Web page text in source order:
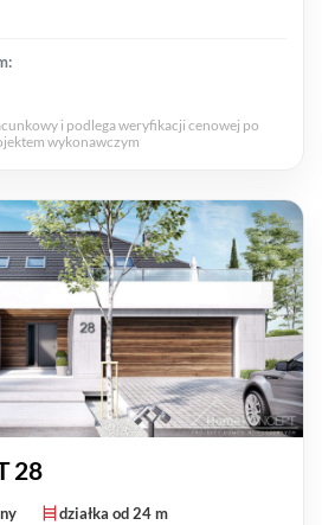
i podlega weryfikacji cenowej po
wykonawczym
28
działka od 24 m